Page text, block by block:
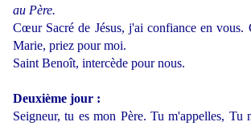
au Père.
Cœur Sacré de Jésus, j'ai confiance en
Marie, priez pour moi.
Saint Benoît, intercède pour nous.
Deuxième jour :
Seigneur, tu es mon Père. Tu m'appelles, Tu